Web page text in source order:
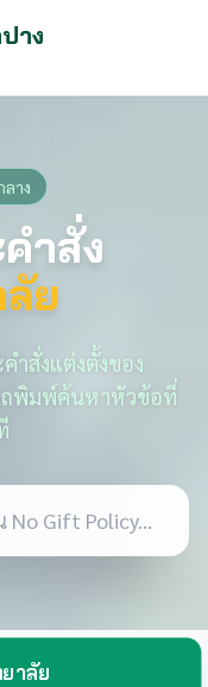
าง
าง
ำสั่ง
ย
ำสั่งแต่งตั้งของ
ถพิมพ์ค้นหาหัวข้อที่
าลัย